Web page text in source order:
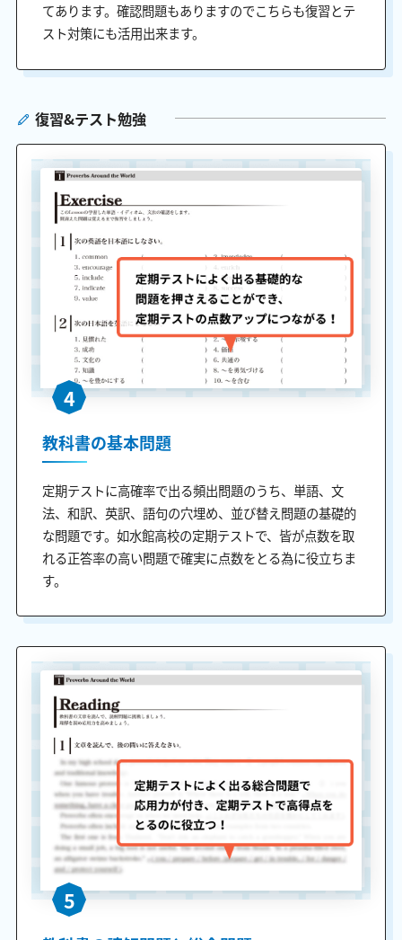
てあります。確認問題もありますのでこちらも復習とテ
スト対策にも活用出来ます。
復習&テスト勉強
4
教科書の基本問題
定期テストに高確率で出る頻出問題のうち、単語、文
法、和訳、英訳、語句の穴埋め、並び替え問題の基礎的
な問題です。如水館高校の定期テストで、皆が点数を取
れる正答率の高い問題で確実に点数をとる為に役立ちま
す。
5